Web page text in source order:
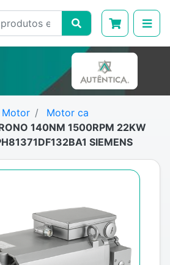
Motor
Motor ca
140NM 1500RPM 22KW
SIEMENS